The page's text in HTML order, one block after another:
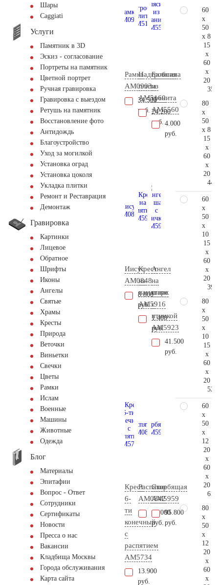
Шары
Сaggiati
Услуги
Памятник в 3D
Эскиз - согласование
Портреты на памятник
Цветной портрет
Ручная гравировка
Гравировка с выездом
Ретушь на памятник
Восстановление фото
Антидождь
Благоустройство
Уход за могилкой
Установка оград
Установка цоколя
Укладка плитки
Ремонт и Реставрация
Демонтаж
Гравировка
Картинки
Лицевое
Обратное
Шрифты
Иконы
Ангелы
Святые
Храмы
Кресты
Природа
Веточки
Виньетки
Свечки
Цветы
Рамки
Ислам
Военные
Машины
Животные
Одежда
Блог
Материалы
Эпитафии
Вопрос - Ответ
Сотрудники
Сертификаты
Новости
Пресса о нас
Вакансии
Кладбища Москвы
Города обслуживания
Карта сайта
Рамка
AM0903
34.500
руб.
Надгробная
плита
AM5160
24.200
руб.
Балясина
из
гранита
AM5560
4.000
руб.
Иисус
AM0848
8.800
руб.
Крест
на
памятник
AM5916
1.400
руб.
Ангел
на
шаре
с
птичкой
AM5923
41.500
руб.
Крест
6-
ти
конечный
с
распятием
AM5734
13.900
руб.
Распятие
AM0842
46.000
руб.
Скорбящая
AM5959
95.800
руб.
60
x
50
x 8
15
x
60
x
20
80
x
50
x 8
15
x
60
x
20
60
x
50
x
10
15
x
60
x
20
80
x
50
x
10
15
x
60
x
20
60
x
50
x
12
20
x
60
x
20
80
x
50
x
12
20
x
60
x